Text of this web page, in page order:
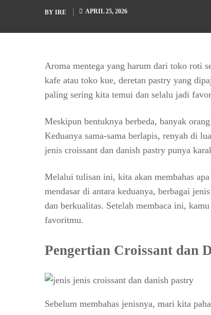
BY IRE APRIL 25, 2026
Aroma mentega yang harum dari toko roti
kafe atau toko kue, deretan pastry yang
paling sering kita temui dan selalu jadi
Meskipun bentuknya berbeda, banyak
Keduanya sama-sama berlapis, renyah di
jenis croissant dan danish pastry punya
Melalui tulisan ini, kita akan membahas
mendasar di antara keduanya, berbagai
dan berkualitas. Setelah membaca ini,
favoritmu.
Pengertian Croissant dan
Sebelum membahas jenisnya, mari kita